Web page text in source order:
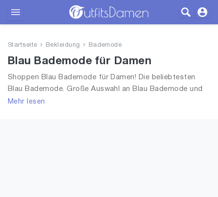
Bekleidung
Wäsche
Schuhe
Startseite Bekleidung Bademode
Blau Bademode für Damen
Shoppen Blau Bademode für Damen! Die beliebtesten
Blau Bademode. Große Auswahl an Blau Bademode und
alle Trends aus 2026 für Frauen!
Mehr lesen